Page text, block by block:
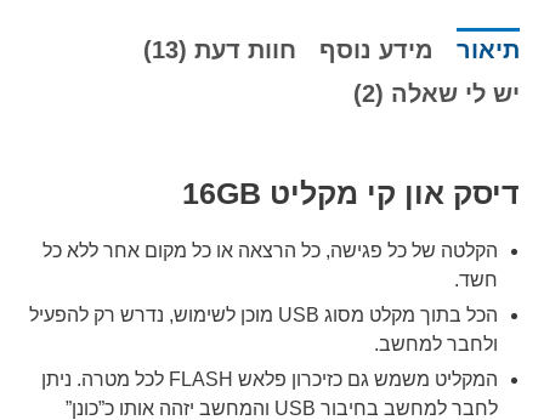
תיאור מידע נוסף
חוות דעת (13)
יש לי שאלה (2)
דיסק און קי מקליט 16GB
הקלטה של כל פגישה, כל הרצאה או כל מקום אחר ללא כל
חשד.
הכל בתוך מקלט מסוג USB מוכן לשימוש, נדרש רק להפעיל
ולחבר למחשב.
המקליט משמש גם כזיכרון פלאש FLASH לכל מטרה. ניתן
לחבר למחשב בחיבור USB והמחשב יזהה אותו כ”כונן”